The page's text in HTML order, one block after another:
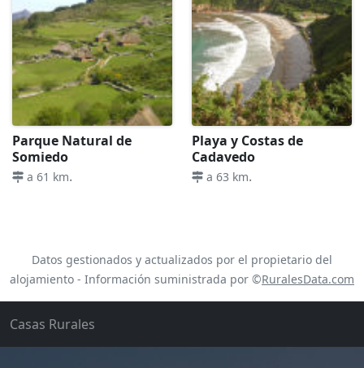
Parque Natural de
Somiedo
a 61 km.
Playa y Costas de
Cadavedo
a 63 km.
Datos gestionados y actualizados por el propietario del
alojamiento - Información suministrada por ©RuralesData.com
Casas Rurales